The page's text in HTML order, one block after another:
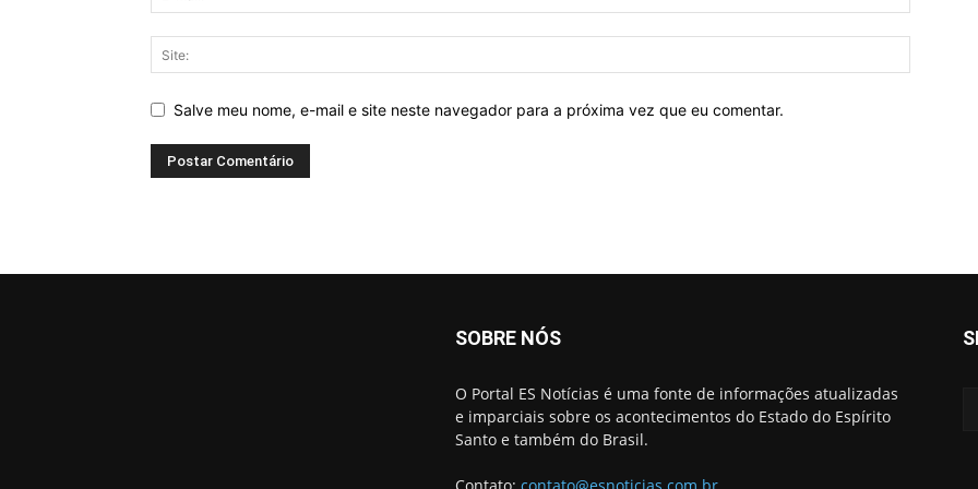
Salve meu nome, e-mail e site neste navegador para a próxima vez que eu comentar.
SOBRE NÓS
O Portal ES Notícias é uma fonte de informações atualizadas
e imparciais sobre os acontecimentos do Estado do Espírito
Santo e também do Brasil.
Contato: contato@esnoticias.com.br